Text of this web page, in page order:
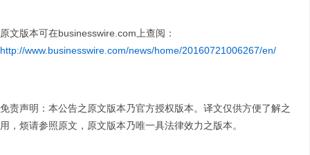
原文版本可在businesswire.com上查阅：
http://www.businesswire.com/news/home/20160721006267/en/
免责声明：本公告之原文版本乃官方授权版本。译文仅供方便了解之
用，烦请参照原文，原文版本乃唯一具法律效力之版本。